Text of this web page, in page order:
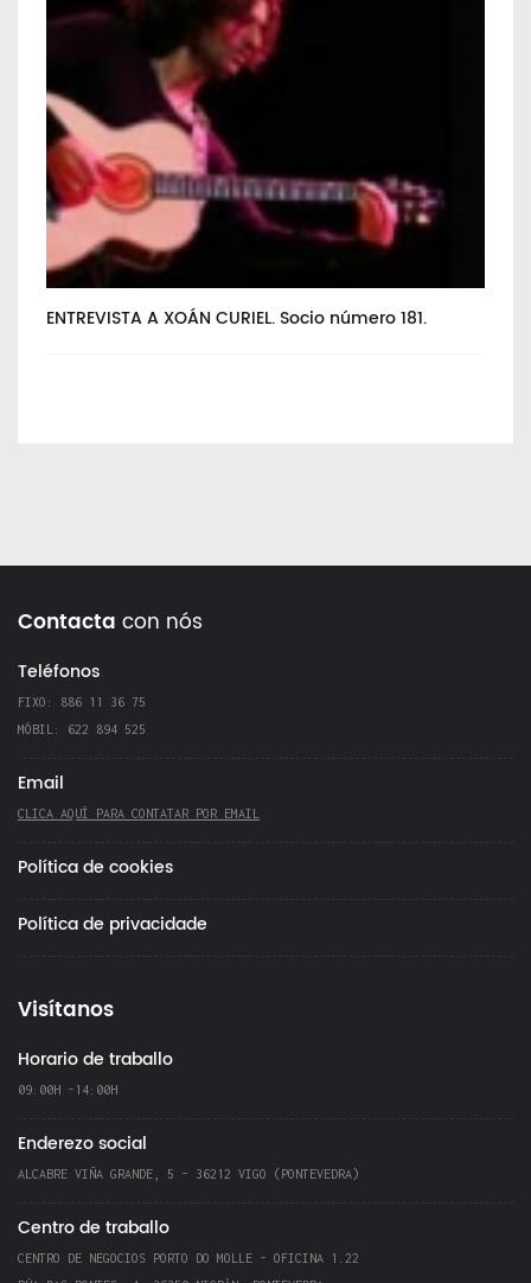
ENTREVISTA A XOÁN CURIEL. Socio número 181.
Contacta con nós
Teléfonos
FIXO: 886 11 36 75
MÓBIL: 622 894 525
Email
CLICA AQUÍ PARA CONTATAR POR EMAIL
Política de cookies
Política de privacidade
Visítanos
Horario de traballo
09:00H -14:00H
Enderezo social
ALCABRE VIÑA GRANDE, 5 – 36212 VIGO (PONTEVEDRA)
Centro de traballo
CENTRO DE NEGOCIOS PORTO DO MOLLE - OFICINA 1.22